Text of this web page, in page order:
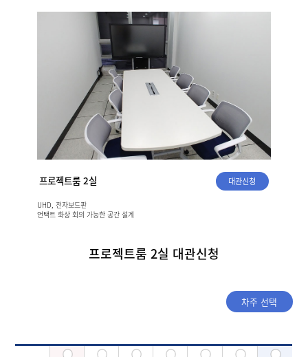
한 공간 당 최대 8인 수용
프로젝트룸 2실 대관신청
UHD, 전자보드판
언택트 화상 회의 가능한 공간 설계
프로젝트룸 2실 대관신청
차주 선택